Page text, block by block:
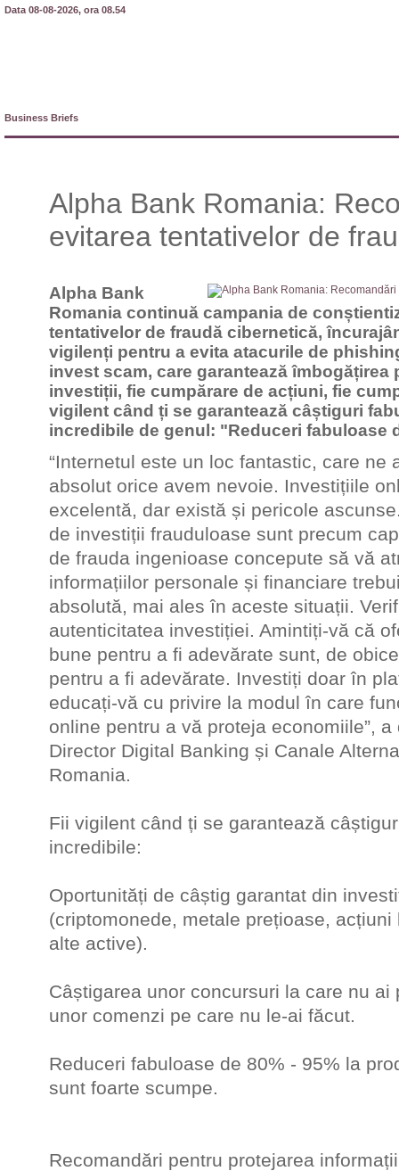
Data 08-08-2026, ora 08.54
Business Briefs
Alpha Bank Romania:
evitarea tentativelor de
Alpha Bank
Romania continuă campania de
tentativelor de fraudă cibernetică,
vigilenți pentru a evita atacurile de
invest scam, care garantează îmbogățirea
investiții, fie cumpărare de acțiuni, fie
vigilent când ți se garantează câștiguri
incredibile de genul: "Reduceri fabuloase
“Internetul este un loc fantastic, care ne
absolut orice avem nevoie. Investițiile
excelentă, dar există și pericole
de investiții frauduloase sunt precum
de frauda ingenioase concepute să vă
informațiilor personale și financiare
absolută, mai ales în aceste situații.
autenticitatea investiției. Amintiți-vă că
bune pentru a fi adevărate sunt, de
pentru a fi adevărate. Investiți doar în
educați-vă cu privire la modul în care
online pentru a vă proteja economiile”,
Director Digital Banking și Canale
Romania.
Fii vigilent când ți se garantează
incredibile:
Oportunități de câștig garantat din
(criptomonede, metale prețioase,
alte active).
Câștigarea unor concursuri la care nu ai
unor comenzi pe care nu le-ai făcut.
Reduceri fabuloase de 80% - 95% la
sunt foarte scumpe.
Recomandări pentru protejarea